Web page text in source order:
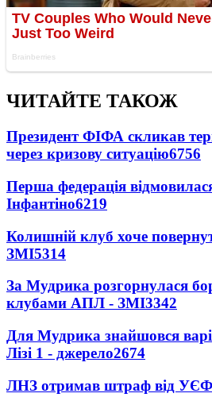
ЧИТАЙТЕ ТАКОЖ
Президент ФІФА скликав
через кризову ситуацію6756
Перша федерація
Інфантіно6219
Колишній клуб хоче
ЗМІ5314
За Мудрика розгорнулася
клубами АПЛ - ЗМІ3342
Для Мудрика знайшовся
Лізі 1 - джерело2674
ЛНЗ отримав штраф від